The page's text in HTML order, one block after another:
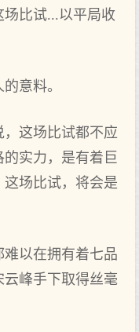
比试...以平局收
意料。
，这场比试都不应
实力，是有着巨
场比试，将会是
以在拥有着七品
峰手下取得丝毫